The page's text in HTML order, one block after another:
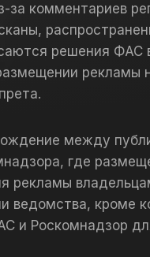
за комментариев
решения ФАС
рекламы
между
где
рекламы
ведомства, кроме
и Роскомнадзор